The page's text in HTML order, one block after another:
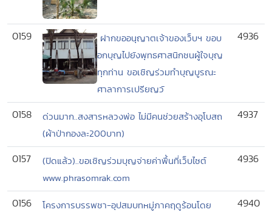
0159
ฝากขออนุญาตเจ้าของเว็บฯ ขอบ
อกบุญไปยังพุทธศาสนิกชนผู้ใจบุญ
ทุกท่าน ขอเชิญร่วมทำบุญบูรณะ
ศาลาการเปรียญวั
4936
0158
ด่วนมาก..สงสารหลวงพ่อ ไม่มีคนช่วยสร้างอุโบสถ
(ผ้าป่ากองละ200บาท)
4937
0157
(ปิดแล้ว)..ขอเชิญร่วมบุญจ่ายค่าพื้นที่เว็บไซต์
www.phrasomrak.com
4936
0156
โครงการบรรพชา-อุปสมบทหมู่ภาคฤดูร้อนโดย
4940